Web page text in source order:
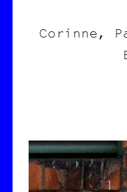
Corinne,